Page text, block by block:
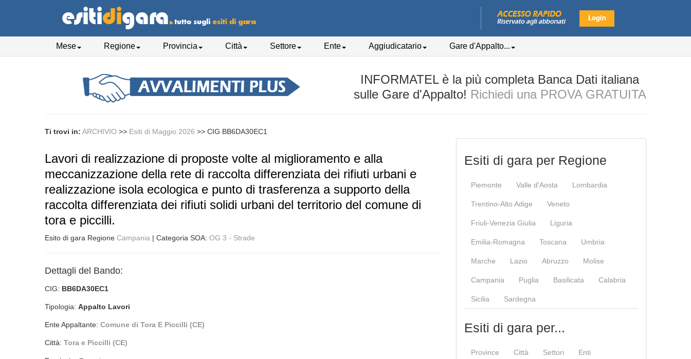
Mese Regione Provincia Città Settore Ente Aggiudicatario Gare d'Appalto...
INFORMATEL è la più completa Banca Dati italiana
sulle Gare d'Appalto! Richiedi una PROVA GRATUITA
Ti trovi in: ARCHIVIO >> Esiti di Maggio 2026 >> CIG BB6DA30EC1
Lavori di realizzazione di proposte volte al miglioramento e alla
meccanizzazione della rete di raccolta differenziata dei rifiuti urbani e
realizzazione isola ecologica e punto di trasferenza a supporto della
raccolta differenziata dei rifiuti solidi urbani del territorio del comune di
tora e piccilli.
Esito di gara Regione Campania | Categoria SOA: OG 3 - Strade
Dettagli del Bando:
CIG: BB6DA30EC1
Tipologia: Appalto Lavori
Ente Appaltante: Comune di Tora E Piccilli (CE)
Città: Tora e Piccilli (CE)
Esiti di gara per Regione
Piemonte Valle d'Aosta Lombardia
Trentino-Alto Adige Veneto
Friuli-Venezia Giulia Liguria
Emilia-Romagna Toscana Umbria
Marche Lazio Abruzzo Molise
Campania Puglia Basilicata Calabria
Sicilia Sardegna
Esiti di gara per...
Province Città Settori Enti